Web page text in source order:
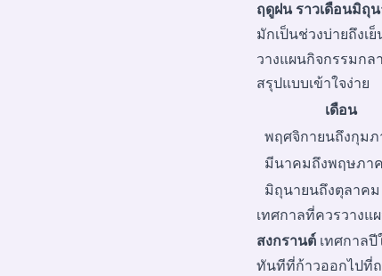
ฤดูฝน ราวเดือนมิถุ
มักเป็นช่วงบ่ายถึงเ
วางแผนกิจกรรมก
สรุปแบบเข้าใจง่าย
เดือน
พฤศจิกายนถึงกุม
มีนาคมถึงพฤษภา
มิถุนายนถึงตุลาคม
เทศกาลที่ควรวางแ
สงกรานต์ เทศกาล
ทันทีที่ก้าวออกไปที่